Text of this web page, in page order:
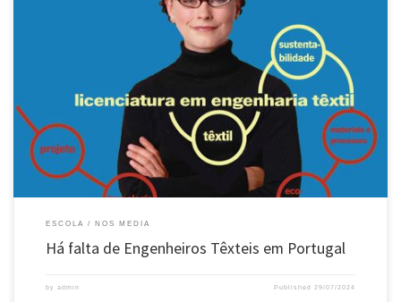
Reportagem que passou na estação televisiva TVI, no passado dia 29 de julho, dá conta da
falta de Engenheiros Têxteis em Portugal e da procura que existe destes profissionais num
setor em crescimento. Com depoimentos do Diretor do Departamento de Engenharia Têxtil,
Hélder Carvalho, do Presidente da Fibrenamics, Raúl Fangueiro, […]
ESCOLA NOS MEDIA
Há falta de Engenheiros Têxteis em Portugal
by admin Published 29/07/2024